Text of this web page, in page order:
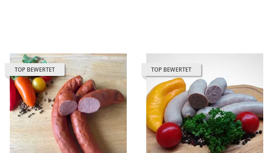
TOP BEWERTET TOP BEWERTET